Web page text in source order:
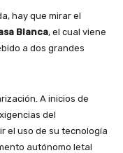
hay que mirar el
Blanca, el cual viene
a dos grandes
A inicios de
del
el uso de su tecnología
autónomo letal